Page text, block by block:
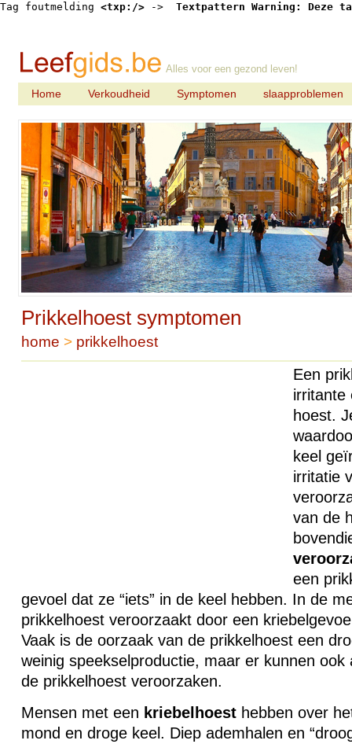
Tag foutmelding <txp:/> -> Textpattern Warning: Deze
Alles voor een gezond leven!
Home Verkoudheid Symptomen slaapproblemen
Prikkelhoest symptomen
home > prikkelhoest
Een
hoest.
keel
irritatie
van de
een
gevoel dat ze “iets” in de keel hebben. In de
prikkelhoest veroorzaakt door een
Vaak is de oorzaak van de prikkelhoest een
weinig speekselproductie, maar er kunnen ook
de prikkelhoest veroorzaken.
Mensen met een kriebelhoesthebben over
mond en droge keel. Diep ademhalen en